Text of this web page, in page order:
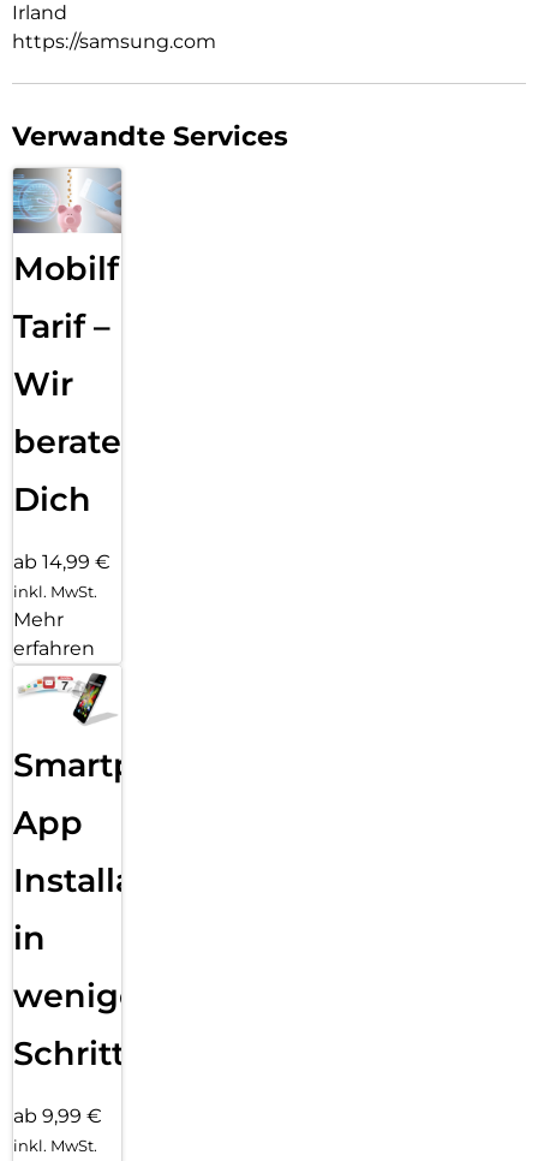
Irland
https://samsung.com
Verwandte Services
Mobilfunk
Tarif –
Wir
beraten
Dich
ab 14,99 €
inkl. MwSt.
Mehr
erfahren
Smartphone
App
Installation
in
wenigen
Schritten
ab 9,99 €
inkl. MwSt.